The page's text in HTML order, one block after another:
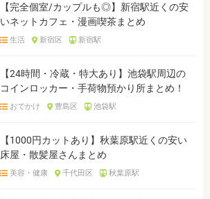
【完全個室/カップルも◎】新宿駅近くの安
いネットカフェ・漫画喫茶まとめ
生活 新宿区 新宿駅
【24時間・冷蔵・特大あり】池袋駅周辺の
コインロッカー・手荷物預かり所まとめ！
おでかけ 豊島区 池袋駅
【1000円カットあり】秋葉原駅近くの安い
床屋・散髪屋さんまとめ
美容・健康 千代田区 秋葉原駅